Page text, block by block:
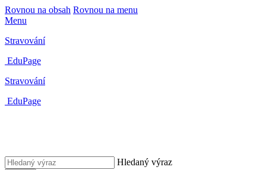
Rovnou na obsah Rovnou na menu
Menu
Stravování
EduPage
Stravování
EduPage
Hledaný výraz